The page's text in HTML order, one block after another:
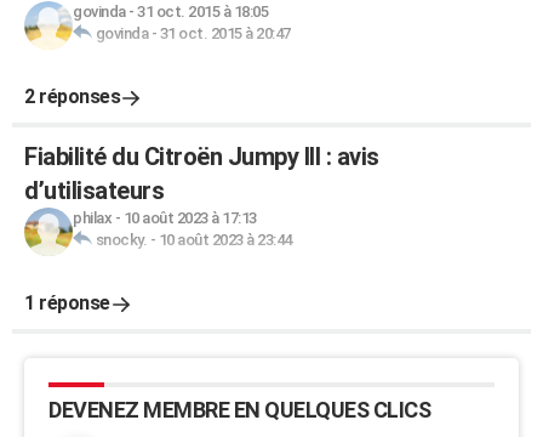
govinda- 31 oct. 2015 à 18:05
govinda- 31 oct. 2015 à 20:47
2 réponses
Fiabilité du Citroën Jumpy III : avis
d’utilisateurs
philax - 10 août 2023 à 17:13
snocky. - 10 août 2023 à 23:44
1 réponse
DEVENEZ MEMBRE EN QUELQUES CLICS